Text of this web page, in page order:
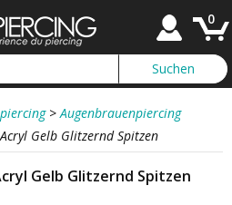
0
> Augenbrauenpiercing
Gelb Glitzernd Spitzen
Gelb Glitzernd Spitzen